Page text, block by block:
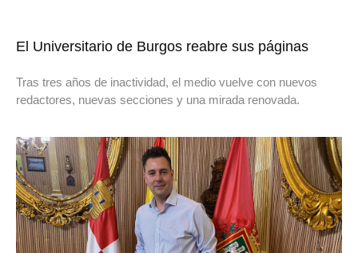
El Universitario de Burgos reabre sus páginas
Tras tres años de inactividad, el medio vuelve con nuevos
redactores, nuevas secciones y una mirada renovada.